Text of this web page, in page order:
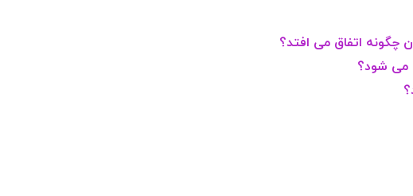
اتفاق می افتد؟
می شود؟